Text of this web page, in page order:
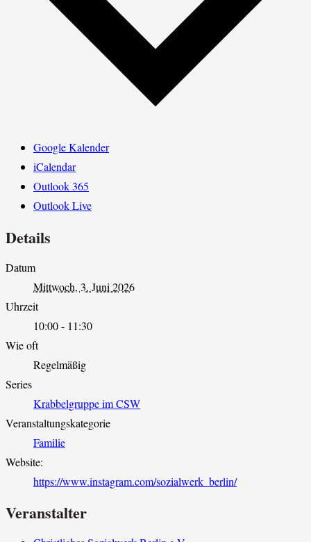
Google Kalender
iCalendar
Outlook 365
Outlook Live
Details
Datum
Mittwoch, 3. Juni 2026
Uhrzeit
10:00 - 11:30
Wie oft
Regelmäßig
Series
Krabbelgruppe im CSW
Veranstaltungskategorie
Familie
Website:
https://www.instagram.com/sozialwerk_berlin/
Veranstalter